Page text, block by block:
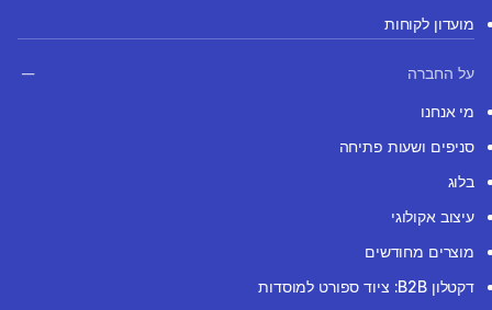
מועדון לקוחות
על החברה
מי אנחנו
סניפים ושעות פתיחה
בלוג
עיצוב אקולוגי
מוצרים מחודשים
דקטלון B2B: ציוד ספורט למוסדות